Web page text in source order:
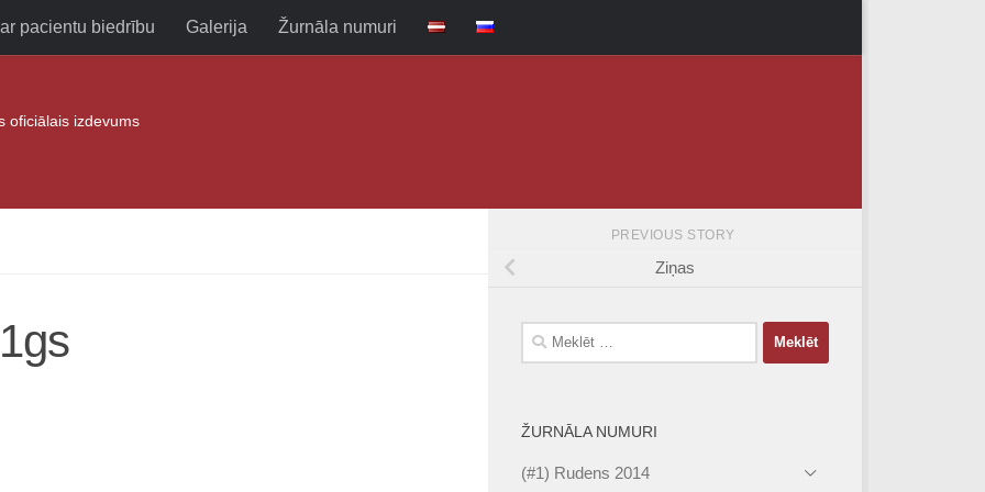
pacientu biedrību Galerija Žurnāla numuri
oficiālais izdevums
PREVIOUS STORY
Ziņas
Meklēt:
ŽURNĀLA NUMURI
(#1) Rudens 2014